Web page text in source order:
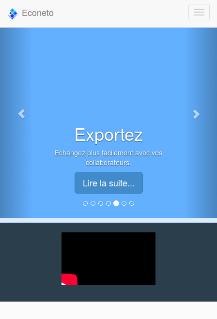
Econeto
Exportez
Echangez plus facilement avec vos
collaborateurs.
Lire la suite...